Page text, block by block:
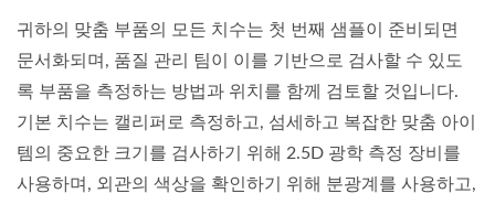
귀하의 맞춤 부품의 모든 치수는 첫 번째 샘플이 준비되면
문서화되며, 품질 관리 팀이 이를 기반으로 검사할 수 있도
록 부품을 측정하는 방법과 위치를 함께 검토할 것입니다.
기본 치수는 캘리퍼로 측정하고, 섬세하고 복잡한 맞춤 아이
템의 중요한 크기를 검사하기 위해 2.5D 광학 측정 장비를
사용하며, 외관의 색상을 확인하기 위해 분광계를 사용하고,